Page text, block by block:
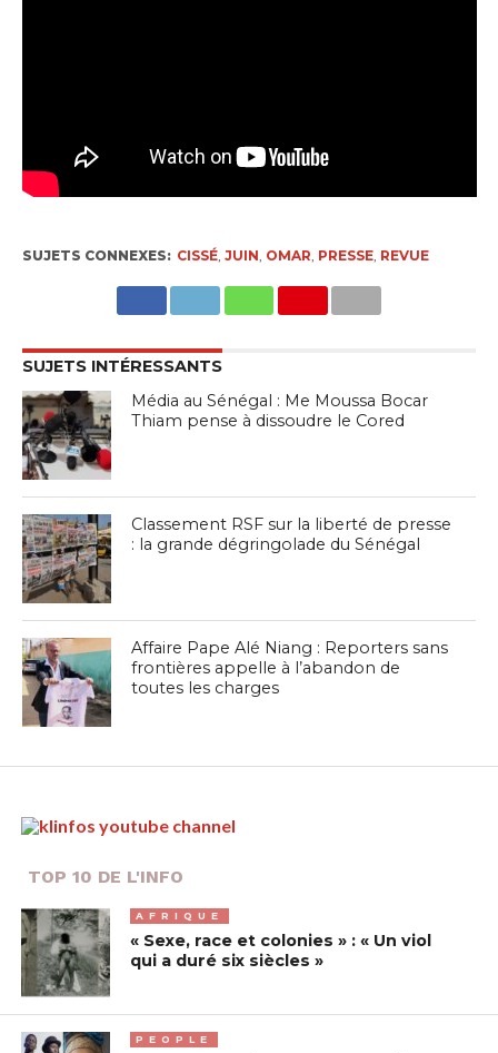
SUJETS CONNEXES: CISSÉ, JUIN, OMAR, PRESSE, REVUE
SUJETS INTÉRESSANTS
Média au Sénégal : Me Moussa Bocar
Thiam pense à dissoudre le Cored
Classement RSF sur la liberté de presse
: la grande dégringolade du Sénégal
Affaire Pape Alé Niang : Reporters sans
frontières appelle à l’abandon de
toutes les charges
TOP 10 DE L'INFO
AFRIQUE
« Sexe, race et colonies » : « Un viol
qui a duré six siècles »
PEOPLE